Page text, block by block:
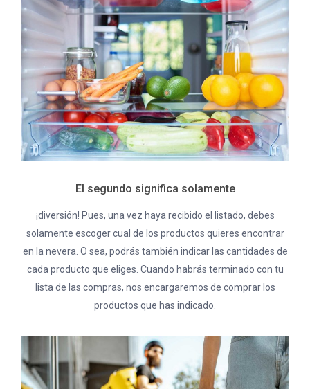
El segundo significa solamente
¡diversión! Pues, una vez haya recibido el listado, debes
solamente escoger cual de los productos quieres encontrar
en la nevera. O sea, podrás también indicar las cantidades de
cada producto que eliges. Cuando habrás terminado con tu
lista de las compras, nos encargaremos de comprar los
productos que has indicado.